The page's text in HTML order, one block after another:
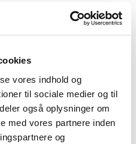
vores indhold og
til sociale medier og til
også oplysninger om
med vores partnere inden
og
Og dels kommer I
have en stund, hvor I kan
en spiseforstyrrelse lider
Eftersom det er
vil en social og rar stund
spil et spil eller vis
spørge nysgerrigt ind til
har oplevet.